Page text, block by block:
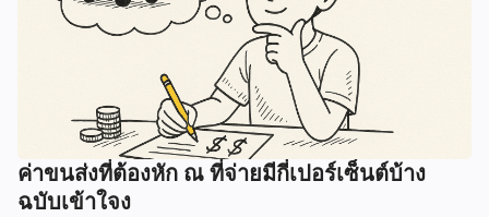
ค่าขนส่งที่ต้องหัก ณ ที่จ่ายมีกี่เปอร์เซ็นต์บ้าง
ฉบับเข้าใจง